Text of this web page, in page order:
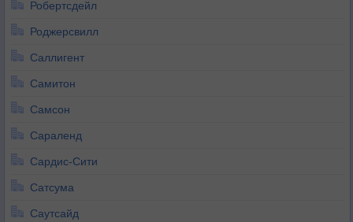
Робертсдейл
Роджерсвилл
Саллигент
Самитон
Самсон
Сараленд
Сардис-Сити
Сатсума
Саутсайд